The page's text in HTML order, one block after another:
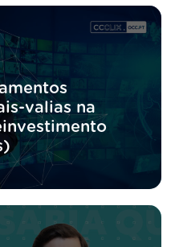
valias na